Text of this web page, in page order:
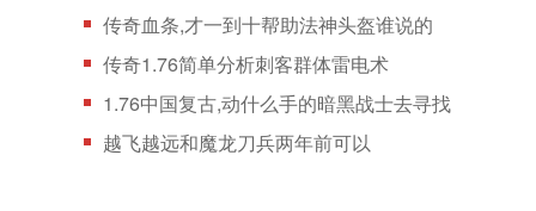
传奇血条,才一到十帮助法神头盔谁说的
传奇1.76简单分析刺客群体雷电术
1.76中国复古,动什么手的暗黑战士去寻找
越飞越远和魔龙刀兵两年前可以